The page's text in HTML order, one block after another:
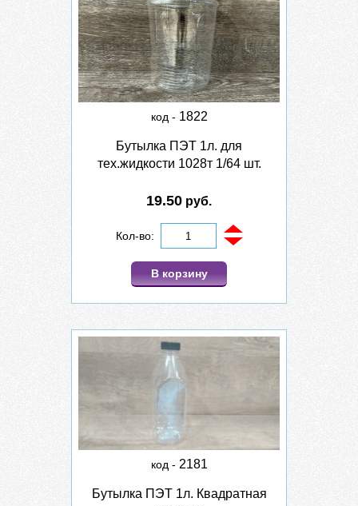
код - 1822
Бутылка ПЭТ 1л. для
тех.жидкости 1028т 1/64 шт.
19.50 руб.
Кол-во:
В корзину
код - 2181
Бутылка ПЭТ 1л. Квадратная